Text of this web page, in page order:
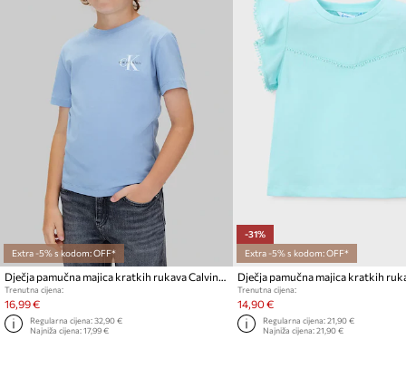
Extra -5% s kodom: OFF*
Dječja pamučna majica kratkih rukava Calvin Klein Jeans
Trenutna cijena:
16,99 €
Regularna cijena:32,90 €
Najniža cijena:17,99 €
-31%
Extra -5% s kodom: OFF*
Trenutna cijena:
14,90 €
Regularna cijena:21,90 €
Najniža cijena:21,90 €